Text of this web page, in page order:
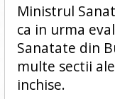
Ministrul
ca in urma
Sanatate din
multe sectii
inchise.